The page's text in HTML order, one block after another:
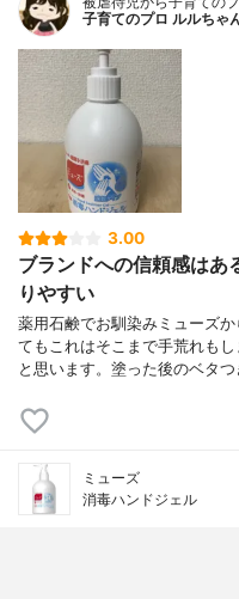
子育てのプロ ルルちゃ
3.00
ブランドへの信頼感はあ
りやすい
薬用石鹸でお馴染みミューズ
てもこれはそこまで手荒れも
と思います。塗った後のベタ
ミューズ
消毒ハンドジェル